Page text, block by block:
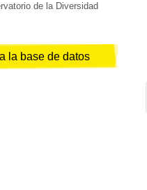
de la Diversidad
la base de datos